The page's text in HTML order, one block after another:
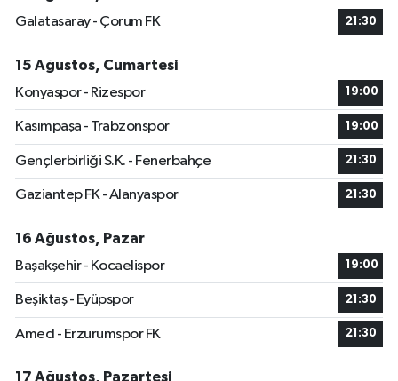
Galatasaray - Çorum FK
21:30
15 Ağustos, Cumartesi
Konyaspor - Rizespor
19:00
Kasımpaşa - Trabzonspor 19:00
Gençlerbirliği S.K. - Fenerbahçe 21:30
Gaziantep FK - Alanyaspor 21:30
16 Ağustos, Pazar
Başakşehir - Kocaelispor
19:00
Beşiktaş - Eyüpspor 21:30
Amed - Erzurumspor FK 21:30
17 Ağustos, Pazartesi